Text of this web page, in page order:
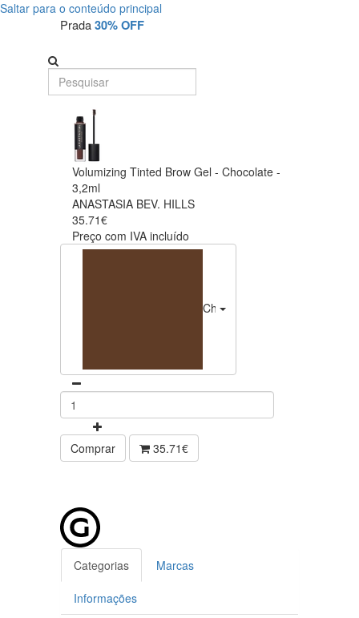
Saltar para o conteúdo principal
Prada30% OFF
Volumizing Tinted Brow Gel - Chocolate -
3,2ml
ANASTASIA BEV. HILLS
35.71€
Preço com IVA incluído
Chocolate
Comprar 35.71€
Categorias Marcas
Informações